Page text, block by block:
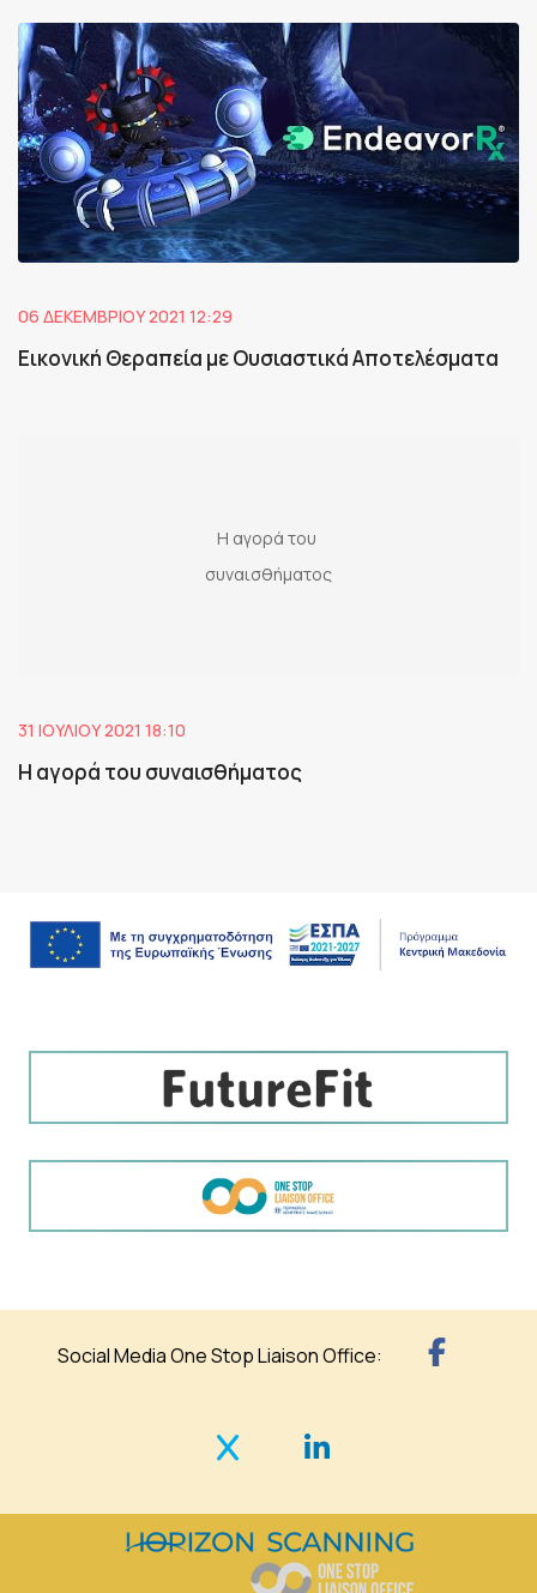
06 ΔΕΚΕΜΒΡΊΟΥ 2021 12:29
Εικονική Θεραπεία με Ουσιαστικά Αποτελέσματα
31 ΙΟΥΛΊΟΥ 2021 18:10
Η αγορά του συναισθήματος
Social Media One Stop Liaison Office: